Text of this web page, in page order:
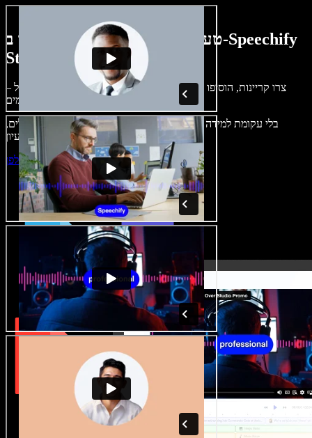
טעימה קטנה ממה שתוכלו ליצור ב-Speechify
Studio.
צרו קריינות, הוסיפו תמונות ללא זכויות, אודיו, סרטונים ושיבוט קול –
בלי עקומת למידה – הכול זמין בדפדפן. יוצרי תוכן כבר לא מוגבלים,
התחילו ליצור באולפן